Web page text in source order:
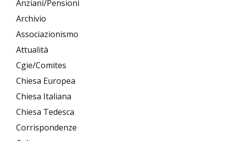
Anziani/Pensioni
Archivio
Associazionismo
Attualità
Cgie/Comites
Chiesa Europea
Chiesa Italiana
Chiesa Tedesca
Corrispondenze